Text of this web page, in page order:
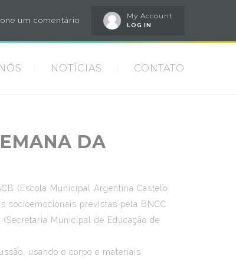
My Account
LOG IN
um comentário
NOTÍCIAS CONTATO
DA
(Escola Municipal Argentina Castelo
socioemocionais previstas pela BNCC
Municipal de Educação de
usando o corpo e materiais